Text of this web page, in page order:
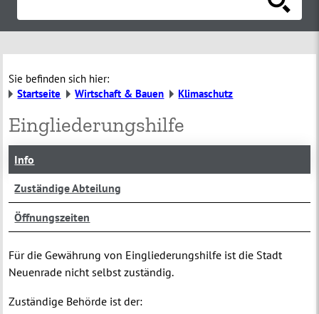
Sie befinden sich hier:
Startseite
Wirtschaft & Bauen Klimaschutz
Eingliederungshilfe
Info
Zuständige Abteilung
Öffnungszeiten
Für die Gewährung von Eingliederungshilfe ist die Stadt
Neuenrade nicht selbst zuständig.
Zuständige Behörde ist der: